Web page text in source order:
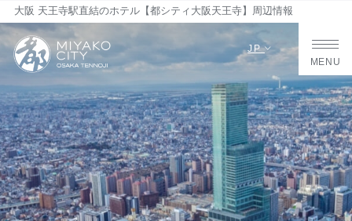
大阪 天王寺駅直結のホテル【都シティ大阪天王寺】周辺情報
JP
MENU